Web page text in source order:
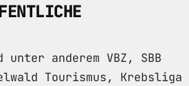
anderem VBZ, SBB
Tourismus, Krebsliga